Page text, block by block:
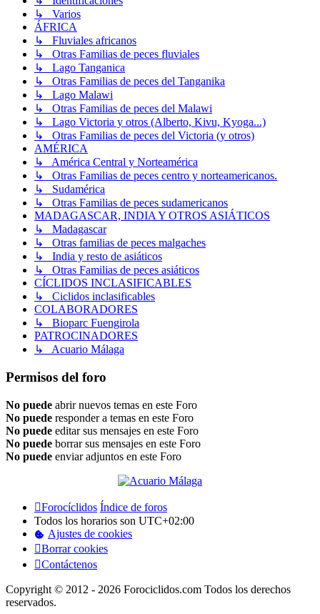
↳ Varios
ÁFRICA
↳ Fluviales africanos
↳ Otras Familias de peces fluviales
↳ Lago Tanganica
↳ Otras Familias de peces del Tanganika
↳ Lago Malawi
↳ Otras Familias de peces del Malawi
↳ Lago Victoria y otros (Alberto, Kivu, Kyoga...)
↳ Otras Familias de peces del Victoria (y otros)
AMÉRICA
↳ América Central y Norteamérica
↳ Otras Familias de peces centro y norteamericanos.
↳ Sudamérica
↳ Otras Familias de peces sudamericanos
MADAGASCAR, INDIA Y OTROS ASIÁTICOS
↳ Madagascar
↳ Otras familias de peces malgaches
↳ India y resto de asiáticos
↳ Otras Familias de peces asiáticos
CÍCLIDOS INCLASIFICABLES
↳ Ciclidos inclasificables
COLABORADORES
↳ Bioparc Fuengirola
PATROCINADORES
↳ Acuario Málaga
Permisos del foro
No puede abrir nuevos temas en este Foro
No puede responder a temas en este Foro
No puede editar sus mensajes en este Foro
No puede borrar sus mensajes en este Foro
No puede enviar adjuntos en este Foro
Forocíclidos Índice de foros
Todos los horarios son UTC+02:00
Ajustes de cookies
Borrar cookies
Contáctenos
Copyright © 2012 - 2026 Forociclidos.com Todos los derechos
reservados.